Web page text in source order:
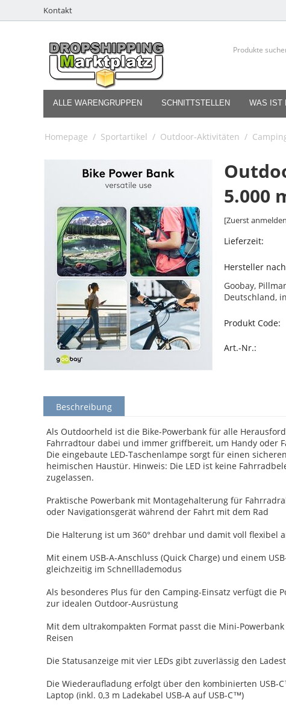
Kontakt
ALLE WARENGRUPPEN SCHNITTSTELLEN WAS IST
Homepage / Sportartikel / Outdoor-Aktivitäten /
5.000
[Zuerst
Lieferzeit:
Hersteller nach
Goobay,
Deutschland,
Produkt Code:
Art.-Nr.:
Beschreibung
Als Outdoorheld ist die Bike-Powerbank für alle
Fahrradtour dabei und immer griffbereit, um Handy oder
Die eingebaute LED-Taschenlampe sorgt für einen
heimischen Haustür. Hinweis: Die LED ist keine
zugelassen.
Praktische Powerbank mit Montagehalterung für
oder Navigationsgerät während der Fahrt mit dem Rad
Die Halterung ist um 360° drehbar und damit voll flexibel
Mit einem USB-A-Anschluss (Quick Charge) und einem
gleichzeitig im Schnelllademodus
Als besonderes Plus für den Camping-Einsatz verfügt
zur idealen Outdoor-Ausrüstung
Mit dem ultrakompakten Format passt die Mini-
Reisen
Die Statusanzeige mit vier LEDs gibt zuverlässig den
Die Wiederaufladung erfolgt über den kombinierten USB-
Laptop (inkl. 0,3 m Ladekabel USB-A auf USB-C™)